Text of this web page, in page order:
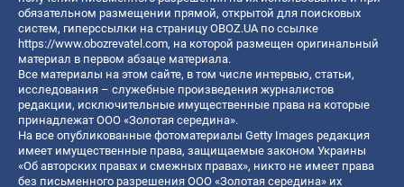
обязательном размещении прямой, открытой для поисковых
систем, гиперссылки на страницу OBOZ.UA по ссылке
https://www.obozrevatel.com, на которой размещен оригинальный
материал в первом абзаце материала.
Все материалы на этом сайте, в том числе интервью, статьи,
исследования – служебные произведения журналистов
редакции, исключительные имущественные права на которые
принадлежат ООО «Золотая середина».
На все опубликованные фотоматериалы Getty Images редакция
имеет имущественные права, защищаемые законом Украины
«Об авторских правах и смежных правах», никто не имеет права
без письменного разрешения ООО «Золотая середина» их